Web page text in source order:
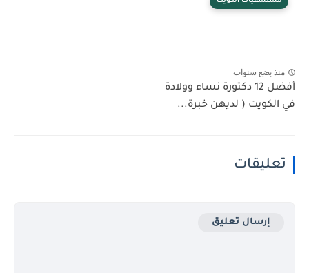
منذ بضع سنوات
أفضل 12 دكتورة نساء وولادة
في الكويت ( لديهن خبرة...
تعليقات
إرسال تعليق